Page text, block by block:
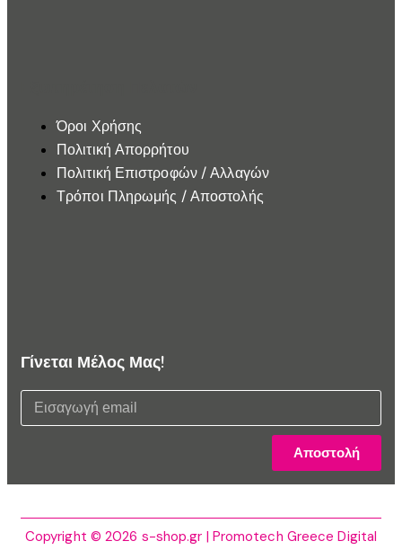
Όροι Χρήσης
Πολιτική Απορρήτου
Πολιτική Επιστροφών / Αλλαγών
Τρόποι Πληρωμής / Αποστολής
Γίνεται Μέλος Μας!
Αποστολή
Copyright © 2026 s-shop.gr | Promotech Greece Digital